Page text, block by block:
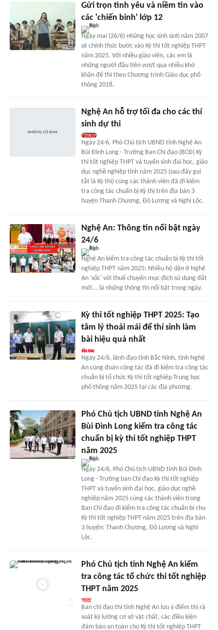
Gửi trọn tình yêu và niềm tin vào
các 'chiến binh' lớp 12
Ngày mai (26/6) những học sinh sinh năm 2007
sẽ chính thức bước vào Kỳ thi tốt nghiệp THPT
năm 2025. Với nhiều giáo viên, các em là
những người đầu tiên vượt qua nhiều khó
khăn để thi theo Chương trình Giáo dục phổ
thông 2018.
Nghệ An hỗ trợ tối đa cho các thí
sinh dự thi
Ngày 24-6, Phó Chủ tịch UBND tỉnh Nghệ An
Bùi Đình Long - Trưởng Ban Chỉ đạo (BCĐ) Kỳ
thi tốt nghiệp THPT và tuyển sinh đại học, giáo
dục nghề nghiệp tỉnh năm 2025 (sau đây gọi
tắt là Kỳ thi) cùng các thành viên đã đi kiểm
tra công tác chuẩn bị Kỳ thi trên địa bàn 3
huyện Thanh Chương, Đô Lương và Nghi Lộc.
Nghệ An: Thông tin nổi bật ngày
24/6
Nghệ An kiểm tra công tác chuẩn bị Kỳ thi tốt
nghiệp THPT năm 2025; Nhiều hộ dân ở Nghệ
An 'sốc' với thuế chuyển mục đích sử dụng đất
mới... là những thông tin nổi bật trong ngày.
Kỳ thi tốt nghiệp THPT 2025: Tạo
tâm lý thoải mái để thí sinh làm
bài hiệu quả nhất
Ngày 24/6, lãnh đạo tỉnh Bắc Ninh, tỉnh Nghệ
An cùng đoàn công tác đã đi kiểm tra công tác
chuẩn bị tổ chức Kỳ thi tốt nghiệp Trung học
phổ thông năm 2025 tại các địa phương.
Phó Chủ tịch UBND tỉnh Nghệ An
Bùi Đình Long kiểm tra công tác
chuẩn bị kỳ thi tốt nghiệp THPT
năm 2025
Ngày 24/6, Phó Chủ tịch UBND tỉnh Bùi Đình
Long - Trưởng ban Chỉ đạo Kỳ thi tốt nghiệp
THPT và tuyển sinh đại học, giáo dục nghề
nghiệp năm 2025 cùng các thành viên trong
Ban Chỉ đạo đi kiểm tra công tác chuẩn bị cho
Kỳ thi tốt nghiệp THPT năm 2025 trên địa bàn
3 huyện: Thanh Chương, Đô Lương và Nghi
Lộc.
Phó Chủ tịch tỉnh Nghệ An kiểm
tra công tác tổ chức thi tốt nghiệp
THPT năm 2025
Ban chỉ đạo thi tỉnh Nghệ An lưu ý điểm thi rà
soát kỹ lưỡng cơ sở vật chất, các điều kiện
đảm bảo an toàn cho Kỳ thi tốt nghiệp THPT